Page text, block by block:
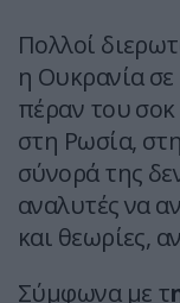
Πολλοί
η Ουκρανία
πέραν του
στη Ρωσία,
σύνορά της
αναλυτές να
και θεωρίες,
Σύμφωνα με τ